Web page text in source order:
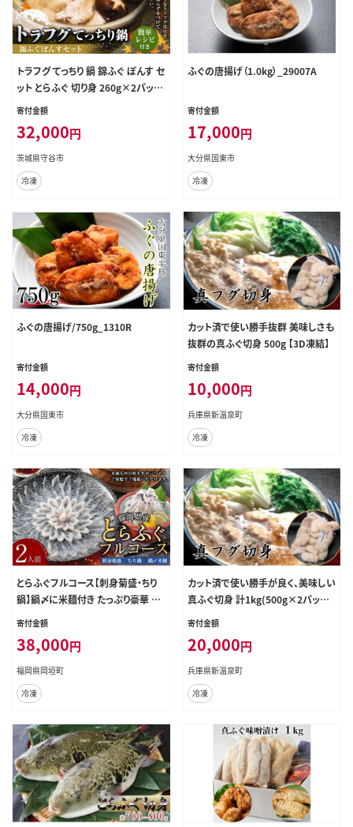
トラフグ てっちり 鍋 錦ふぐ ぽんす セ
ット とらふぐ 切り身 260g×2パック
【茨城県共通返礼品 河内町】
寄付金額
32,000円
茨城県守谷市
冷凍
ふぐの唐揚げ（1.0kg）_29007A
寄付金額
17,000円
大分県国東市
冷凍
ふぐの唐揚げ/750g_1310R
寄付金額
14,000円
大分県国東市
冷凍
カット済で使い勝手抜群 美味しさも
抜群の真ふぐ切身 500g 【3D凍結】
寄付金額
10,000円
兵庫県新温泉町
冷凍
とらふぐフルコース【刺身菊盛・ちり
鍋】鍋〆に米麺付き たっぷり豪華 2
人前 ふぐ刺身 ふぐ皮 ふぐひれ ふぐ
寄付金額
38,000円
福岡県岡垣町
冷凍
カット済で使い勝手が良く、美味しい
真ふぐ切身 計1kg(500g×2パック)
【3D凍結】
寄付金額
20,000円
兵庫県新温泉町
冷凍